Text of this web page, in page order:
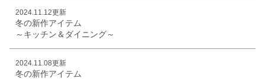
2024.11.12更新
冬の新作アイテム
～キッチン＆ダイニング～
2024.11.08更新
冬の新作アイテム